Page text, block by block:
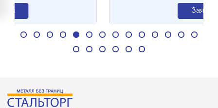
Заявка